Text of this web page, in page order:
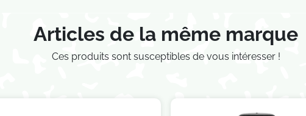
Articles de la même marque
Ces produits sont susceptibles de vous intéresser !